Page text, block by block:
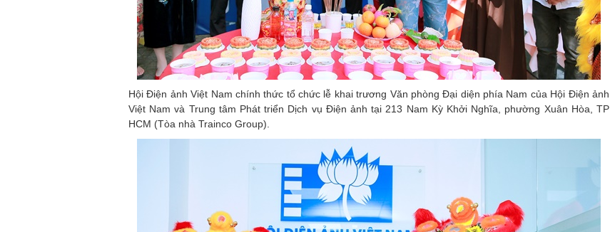
Hội Điện ảnh Việt Nam chính thức tổ chức lễ khai trương Văn phòng Đại diện phía Nam của Hội Điện ảnh
Việt Nam và Trung tâm Phát triển Dịch vụ Điện ảnh tại 213 Nam Kỳ Khởi Nghĩa, phường Xuân Hòa, TP
HCM (Tòa nhà Trainco Group).